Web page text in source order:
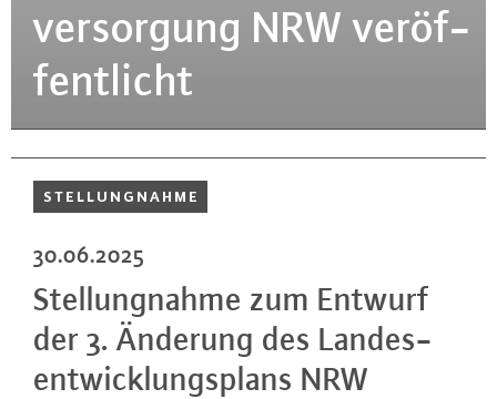
ver­sor­gung NRW ver­öf­
fent­licht
STEL­LUNG­NAH­ME
30.06.2025
Stel­lung­nah­me zum Entwurf
der 3. Änderung des Lan­des­
ent­wick­lungs­plans NRW